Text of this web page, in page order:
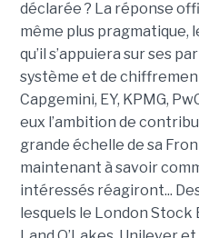
déclarée ? La réponse
même plus pragmatique,
qu’il s’appuiera sur ses
système et de
Capgemini, EY, KPMG,
eux l’ambition de
grande échelle de sa
maintenant à savoir
intéressés réagiront...
lesquels le London Stock